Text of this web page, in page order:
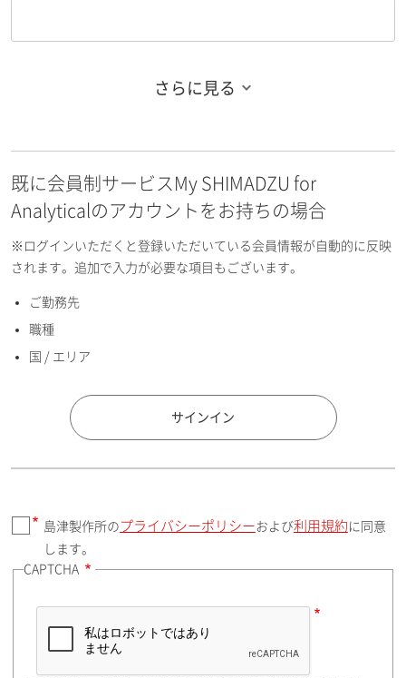
お名前フリガナ（名）
E-mailアドレス（半角英数）
国 / エリア
郵便番号（勤務先）
住所検索
さらに見る
既に会員制サービスMy SHIMADZU for
Analyticalのアカウントをお持ちの場合
※ログインいただくと登録いただいている会員情報が自動的に反映
されます。追加で入力が必要な項目もございます。
ご勤務先
職種
国 / エリア
サインイン
島津製作所の プライバシーポリシーおよび利用規約 に同意
します。
CAPTCHA